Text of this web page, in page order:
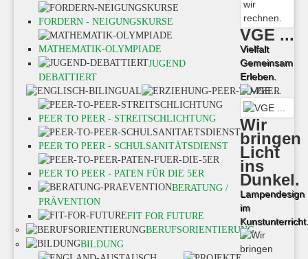
VGE ...
Vielfalt
Gemeinsam
Erleben.
Wir
bringen
Licht
ins
Dunkel.
Lampendesign
im
Kunstunterricht.
FORDERN - NEIGUNGSKURSE
MATHEMATIK-OLYMPIADE
JUGEND
DEBATTIERT
PEER TO PEER - STREITSCHLICHTUNG
PEER TO PEER - SCHULSANITÄTSDIENST
PEER TO PEER - PATEN FÜR DIE 5ER
BERATUNG /
PRÄVENTION
FIT FOR FUTURE
BERUFSORIENTIERUNG
BILDUNG